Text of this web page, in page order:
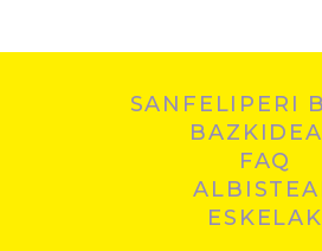
SANFELIPERI
FAQ
ESKELAK